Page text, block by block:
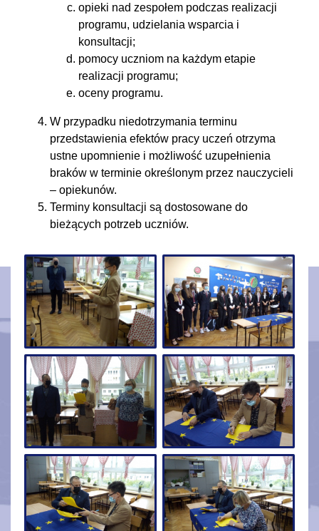
opieki nad zespołem podczas realizacji
programu, udzielania wsparcia i
konsultacji;
pomocy uczniom na każdym etapie
realizacji programu;
oceny programu.
W przypadku niedotrzymania terminu
przedstawienia efektów pracy uczeń otrzyma
ustne upomnienie i możliwość uzupełnienia
braków w terminie określonym przez nauczycieli
– opiekunów.
Terminy konsultacji są dostosowane do
bieżących potrzeb uczniów.